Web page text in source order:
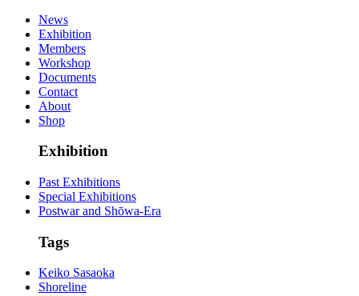
News
Exhibition
Members
Workshop
Documents
Contact
About
Shop
Exhibition
Past Exhibitions
Special Exhibitions
Postwar and Shōwa-Era
Tags
Keiko Sasaoka
Shoreline